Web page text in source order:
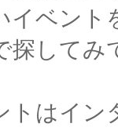
イベント
探して
トはイン